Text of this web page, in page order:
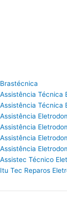
Brastécnica
Assistência Técnica
Assistência Técnica
Assistência
Assistência
Assistência
Assistência
Assistec Técnico
Itu Tec Reparos